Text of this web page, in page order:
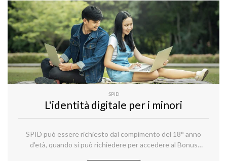
SPID
L'identità digitale per i minori
SPID può essere richiesto dal compimento del 18° anno
d'età, quando si può richiedere per accedere al Bonus